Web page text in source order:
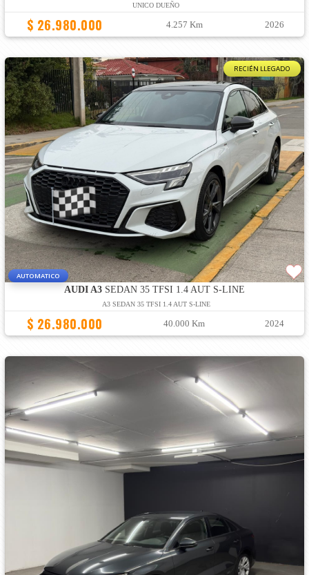
UNICO DUEÑO
$ 26.980.000 4.257 Km 2026
RECIÉN LLEGADO
AUTOMATICO
AUDI A3SEDAN 35 TFSI 1.4 AUT S-LINE
A3 SEDAN 35 TFSI 1.4 AUT S-LINE
$ 26.980.000 40.000 Km 2024